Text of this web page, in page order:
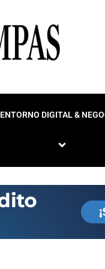
ENTORNO DIGITAL &